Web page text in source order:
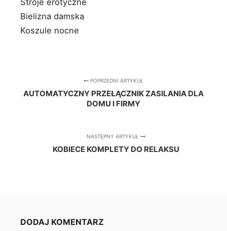
Stroje erotyczne
Bielizna damska
Koszule nocne
POPRZEDNI ARTYKUŁ
AUTOMATYCZNY PRZEŁĄCZNIK ZASILANIA DLA
DOMU I FIRMY
NASTĘPNY ARTYKUŁ
KOBIECE KOMPLETY DO RELAKSU
DODAJ KOMENTARZ